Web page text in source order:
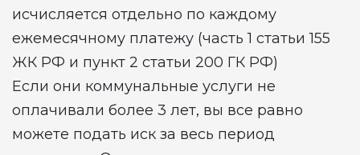
исчисляется отдельно по каждому
ежемесячному платежу (часть 1 статьи 155
ЖК РФ и пункт 2 статьи 200 ГК РФ)
Если они коммунальные услуги не
оплачивали более 3 лет, вы все равно
можете подать иск за весь период